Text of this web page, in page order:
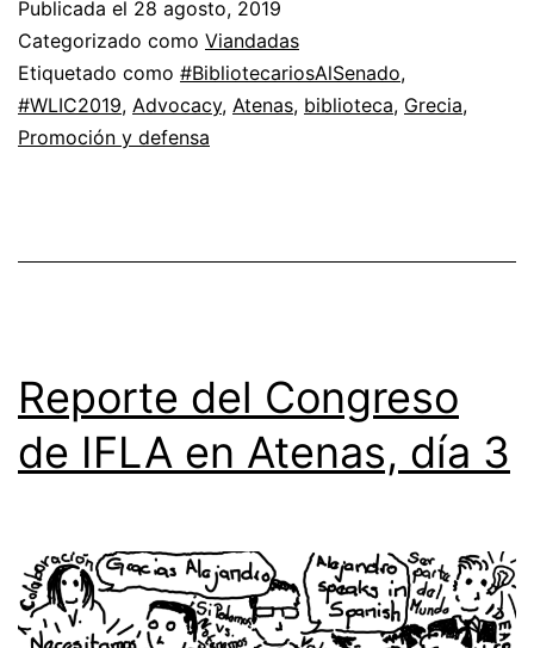
Publicada el 28 agosto, 2019
Categorizado como Viandadas
Etiquetado como #BibliotecariosAlSenado,
#WLIC2019, Advocacy, Atenas, biblioteca, Grecia,
Promoción y defensa
Reporte del Congreso
de IFLA en Atenas, día 3